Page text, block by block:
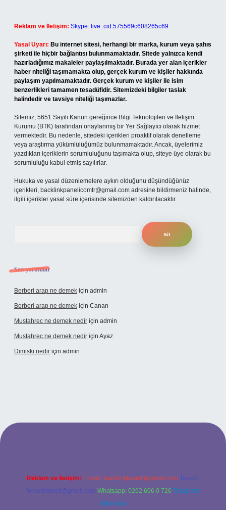
Reklam ve İletişim: Skype: live:.cid.575569c608265c69
Yasal Uyarı: Bu internet sitesi, herhangi bir marka, kurum veya şahıs
şirketi ile hiçbir bağlantısı bulunmamaktadır. Sitede yalnızca kendi
hazırladığımız makaleler paylaşılmaktadır. Burada yer alan içerikler
haber niteliği taşımamakta olup, gerçek kurum ve kişiler hakkında
paylaşım yapılmamaktadır. Gerçek kurum ve kişiler ile isim
benzerlikleri tamamen tesadüfidir. Sitemizdeki bilgiler taslak
halindedir ve tavsiye niteliği taşımazlar.
Sitemiz, 5651 Sayılı Kanun gereğince Bilgi Teknolojileri ve İletişim
Kurumu (BTK) tarafından onaylanmış bir Yer Sağlayıcı olarak hizmet
vermektedir. Bu nedenle, sitedeki içerikleri proaktif olarak denetleme
veya araştırma yükümlülüğümüz bulunmamaktadır. Ancak, üyelerimiz
yazdıkları içeriklerin sorumluluğunu taşımakta olup, siteye üye olarak bu
sorumluluğu kabul etmiş sayılırlar.
Hukuka ve yasal düzenlemelere aykırı olduğunu düşündüğünüz
içerikleri, backlinkpanelicomtr@gmail.com adresine bildirmeniz halinde,
ilgili içerikler yasal süre içerisinde sitemizden kaldırılacaktır.
Son yorumlar
Berberi arap ne demek için admin
Berberi arap ne demek için Canan
Mustahrec ne demek nedir için admin
Mustahrec ne demek nedir için Ayaz
Dimiski nedir için admin
Reklam ve İletişim: E-mail: backlinkpaneli@gmail.com Teams:
forumhizmeti@gmail.com Whatsapp: 0262 606 0 726 Telegram:
@karabul